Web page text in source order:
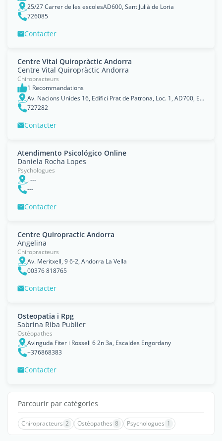
25/27 Carrer de les escolesAD600, Sant Julià de Loria
726085
Contacter
Centre Vital Quiropràctic Andorra
Centre Vital Quiropràctic Andorra
Chiropracteurs
1 Recommandations
Av. Nacions Unides 16, Edifici Prat de Patrona, Loc. 1, AD700, Escaldes-Engordany, Principat d´Andorra
727282
Contacter
Atendimento Psicológico Online
Daniela Rocha Lopes
Psychologues
, ---
---
Contacter
Centre Quiropractic Andorra
Angelina
Chiropracteurs
Av. Meritxell, 9 6-2, Andorra La Vella
00376 818765
Contacter
Osteopatia i Rpg
Sabrina Riba Publier
Ostéopathes
Avinguda Fiter i Rossell 6 2n 3a, Escaldes Engordany
+376868383
Contacter
Parcourir par catégories
Chiropracteurs 2 Ostéopathes 8 Psychologues 1